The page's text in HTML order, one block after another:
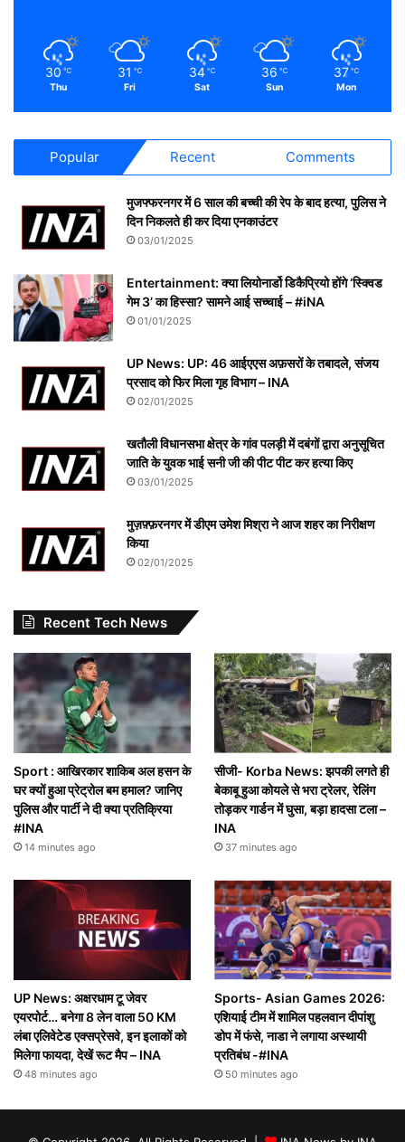
30 ℃
Thu
31 ℃
Fri
34 ℃
Sat
36 ℃
Sun
37 ℃
Mon
Popular Recent Comments
मुजफ्फरनगर में 6 साल की बच्ची की रेप के बाद हत्या, पुलिस ने
दिन निकलते ही कर दिया एनकाउंटर
03/01/2025
Entertainment: क्या लियोनार्डो डिकैप्रियो होंगे ‘स्क्विड
गेम 3’ का हिस्सा? सामने आई सच्चाई – #iNA
01/01/2025
UP News: UP: 46 आईएएस अफ़सरों के तबादले, संजय
प्रसाद को फिर मिला गृह विभाग – INA
02/01/2025
खतौली विधानसभा क्षेत्र के गांव पलड़ी में दबंगों द्वारा अनुसूचित
जाति के युवक भाई सनी जी की पीट पीट कर हत्या किए
03/01/2025
मुज़फ़्फ़रनगर में डीएम उमेश मिश्रा ने आज शहर का निरीक्षण
किया
02/01/2025
Recent Tech News
Sport : आखिरकार शाकिब अल हसन के
घर क्यों हुआ प्रेट्रोल बम हमाल? जानिए
पुलिस और पार्टी ने दी क्या प्रतिक्रिया
#INA
14 minutes ago
सीजी- Korba News: झपकी लगते ही
बेकाबू हुआ कोयले से भरा ट्रेलर, रेलिंग
तोड़कर गार्डन में घुसा, बड़ा हादसा टला –
INA
37 minutes ago
UP News: अक्षरधाम टू जेवर
एयरपोर्ट… बनेगा 8 लेन वाला 50 KM
लंबा एलिवेटेड एक्सप्रेसवे, इन इलाकों को
मिलेगा फायदा, देखें रूट मैप – INA
48 minutes ago
Sports- Asian Games 2026:
एशियाई टीम में शामिल पहलवान दीपांशु
डोप में फंसे, नाडा ने लगाया अस्थायी
प्रतिबंध -#INA
50 minutes ago